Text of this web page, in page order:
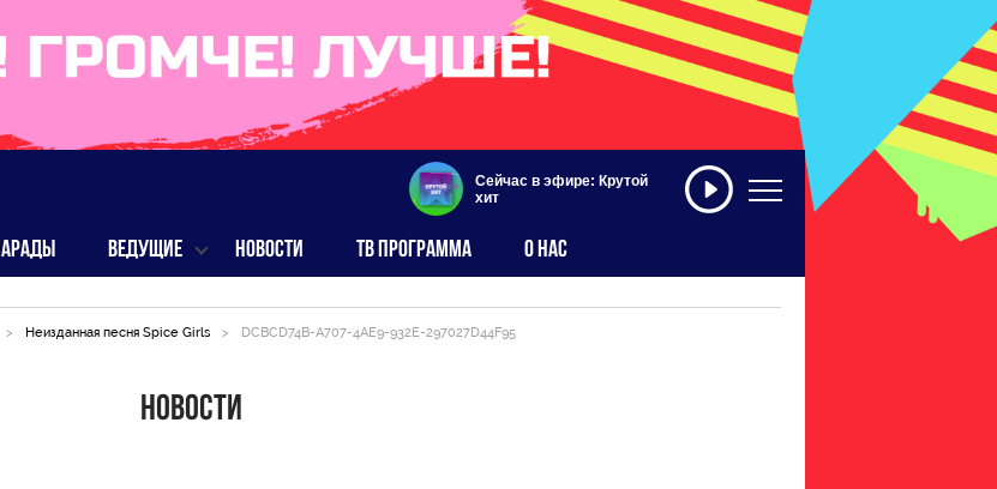
Сейчас в эфире: Крутой
хит
ВЕДУЩИЕ НОВОСТИ ТВ ПРОГРАММА О НАС
> Неизданная песня Spice Girls > DCBCD74B-A707-4AE9-932E-297027D44F95
Новости